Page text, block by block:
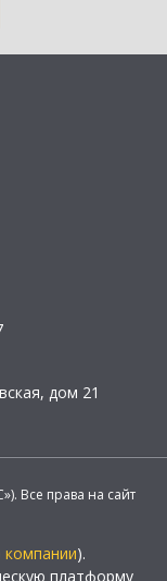
дом 21
Все права на сайт
компании).
платформу